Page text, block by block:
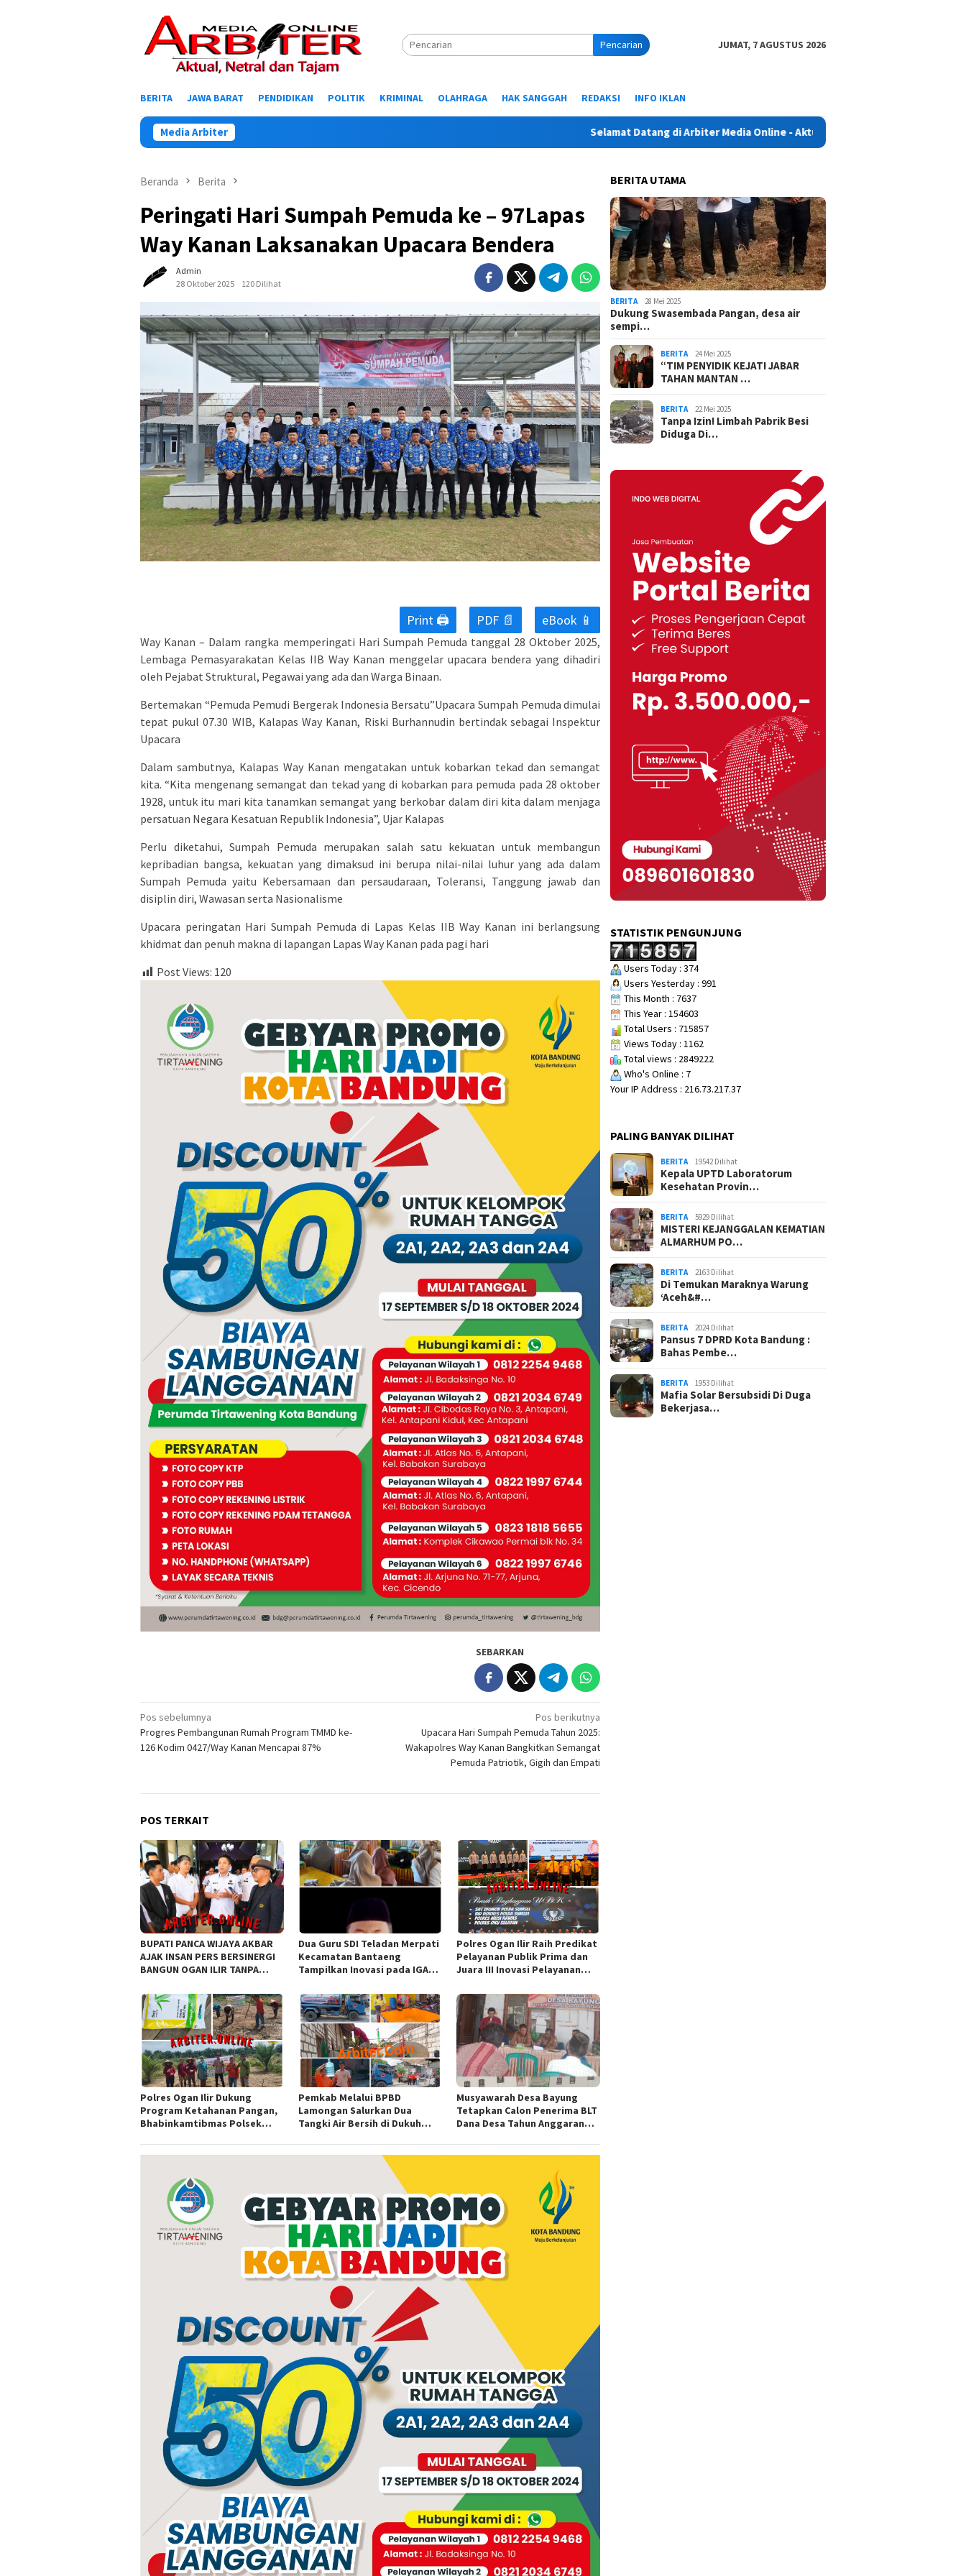
Pencarian JUMAT, 7 AGUSTUS 2026
BERITA JAWA BARAT PENDIDIKAN POLITIK KRIMINAL OLAHRAGA HAK SANGGAH REDAKSI INFO IKLAN
Media Arbiter Selamat Datang di Arbiter Media Online - Aktual, Netral dan Tajam
Beranda Berita
Peringati Hari Sumpah Pemuda ke – 97Lapas
Way Kanan Laksanakan Upacara Bendera
Admin
28 Oktober 2025
120 Dilihat
Print 🖨 PDF 📄 eBook 📱
Way Kanan – Dalam rangka memperingati Hari Sumpah Pemuda tanggal 28 Oktober 2025,
Lembaga Pemasyarakatan Kelas IIB Way Kanan menggelar upacara bendera yang dihadiri
oleh Pejabat Struktural, Pegawai yang ada dan Warga Binaan.
Bertemakan “Pemuda Pemudi Bergerak Indonesia Bersatu”Upacara Sumpah Pemuda dimulai
tepat pukul 07.30 WIB, Kalapas Way Kanan, Riski Burhannudin bertindak sebagai Inspektur
Upacara
Dalam sambutnya, Kalapas Way Kanan mengatakan untuk kobarkan tekad dan semangat
kita. “Kita mengenang semangat dan tekad yang di kobarkan para pemuda pada 28 oktober
1928, untuk itu mari kita tanamkan semangat yang berkobar dalam diri kita dalam menjaga
persatuan Negara Kesatuan Republik Indonesia”, Ujar Kalapas
Perlu diketahui, Sumpah Pemuda merupakan salah satu kekuatan untuk membangun
kepribadian bangsa, kekuatan yang dimaksud ini berupa nilai-nilai luhur yang ada dalam
Sumpah Pemuda yaitu Kebersamaan dan persaudaraan, Toleransi, Tanggung jawab dan
disiplin diri, Wawasan serta Nasionalisme
Upacara peringatan Hari Sumpah Pemuda di Lapas Kelas IIB Way Kanan ini berlangsung
khidmat dan penuh makna di lapangan Lapas Way Kanan pada pagi hari
Post Views: 120
SEBARKAN
Navigasi
pos
Pos sebelumnya
Progres Pembangunan Rumah Program TMMD ke-
126 Kodim 0427/Way Kanan Mencapai 87%
Pos berikutnya
Upacara Hari Sumpah Pemuda Tahun 2025:
Wakapolres Way Kanan Bangkitkan Semangat
Pemuda Patriotik, Gigih dan Empati
POS TERKAIT
BUPATI PANCA WIJAYA AKBAR
AJAK INSAN PERS BERSINERGI
BANGUN OGAN ILIR TANPA
Dua Guru SDI Teladan Merpati
Kecamatan Bantaeng
Tampilkan Inovasi pada IGA
Sulawesi
Polres Ogan Ilir Raih Predikat
Pelayanan Publik Prima dan
Juara III Inovasi Pelayanan
Polres Ogan Ilir Dukung
Program Ketahanan Pangan,
Bhabinkamtibmas Polsek
Jagung Pipil di Desa Sungai
Pemkab Melalui BPBD
Lamongan Salurkan Dua
Tangki Air Bersih di Dukuh
Musyawarah Desa Bayung
Tetapkan Calon Penerima BLT
Dana Desa Tahun Anggaran
BERITA UTAMA
BERITA 28 Mei 2025
Dukung Swasembada Pangan, desa air
sempi…
BERITA 24 Mei 2025
“TIM PENYIDIK KEJATI JABAR
TAHAN MANTAN …
BERITA 22 Mei 2025
Tanpa Izin! Limbah Pabrik Besi
Diduga Di…
STATISTIK PENGUNJUNG
Users Today : 374
Users Yesterday : 991
This Month : 7637
This Year : 154603
Total Users : 715857
Views Today : 1162
Total views : 2849222
Who's Online : 7
Your IP Address : 216.73.217.37
PALING BANYAK DILIHAT
BERITA 19542 Dilihat
Kepala UPTD Laboratorum
Kesehatan Provin…
BERITA 5929 Dilihat
MISTERI KEJANGGALAN KEMATIAN
ALMARHUM PO…
BERITA 2163 Dilihat
Di Temukan Maraknya Warung
‘Aceh&#…
BERITA 2024 Dilihat
Pansus 7 DPRD Kota Bandung :
Bahas Pembe…
BERITA 1953 Dilihat
Mafia Solar Bersubsidi Di Duga
Bekerjasa…